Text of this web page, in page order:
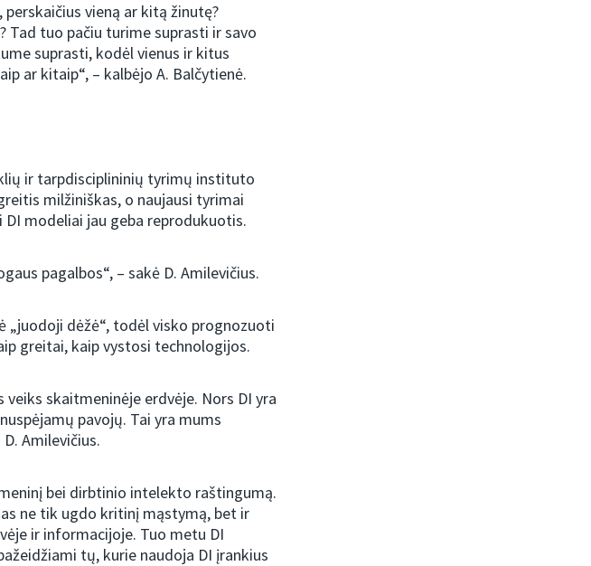
vieną ar kitą žinutę?
Tad tuo pačiu turime suprasti ir savo
suprasti, kodėl vienus ir kitus
ar kitaip“, – kalbėjo A. Balčytienė.
ir tarpdisciplininių tyrimų instituto
milžiniškas, o naujausi tyrimai
modeliai jau geba reprodukuotis.
pagalbos“, – sakė D. Amilevičius.
„juodoji dėžė“, todėl visko prognozuoti
greitai, kaip vystosi technologijos.
skaitmeninėje erdvėje. Nors DI yra
pavojų. Tai yra mums
Amilevičius.
bei dirbtinio intelekto raštingumą.
ne tik ugdo kritinį mąstymą, bet ir
ir informacijoje. Tuo metu DI
tų, kurie naudoja DI įrankius